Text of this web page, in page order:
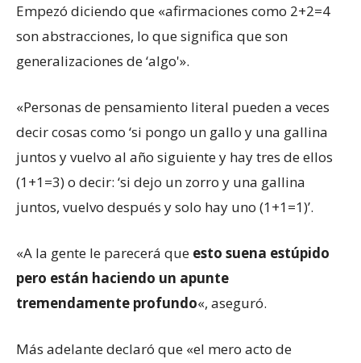
Empezó diciendo que «afirmaciones como 2+2=4
son abstracciones, lo que significa que son
generalizaciones de ‘algo'».
«Personas de pensamiento literal pueden a veces
decir cosas como ‘si pongo un gallo y una gallina
juntos y vuelvo al año siguiente y hay tres de ellos
(1+1=3) o decir: ‘si dejo un zorro y una gallina
juntos, vuelvo después y solo hay uno (1+1=1)’.
«A la gente le parecerá que esto suena estúpido
pero están haciendo un apunte
tremendamente profundo«, aseguró.
Más adelante declaró que «el mero acto de